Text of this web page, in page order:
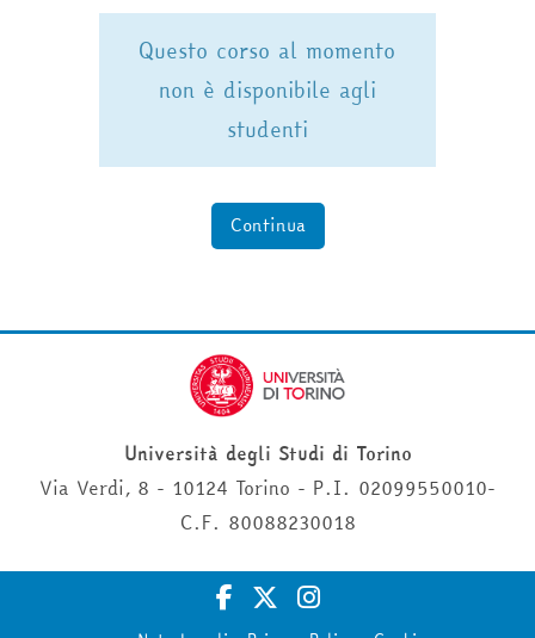
Questo corso al momento
non è disponibile agli
studenti
Continua
Università degli Studi di Torino
Via Verdi, 8 - 10124 Torino - P.I. 02099550010-
C.F. 80088230018